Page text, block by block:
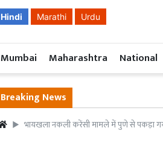
Hindi Marathi Urdu
Mumbai Maharashtra National
Breaking News
भायखला नकली करेंसी मामले में पुणे से पकड़ा